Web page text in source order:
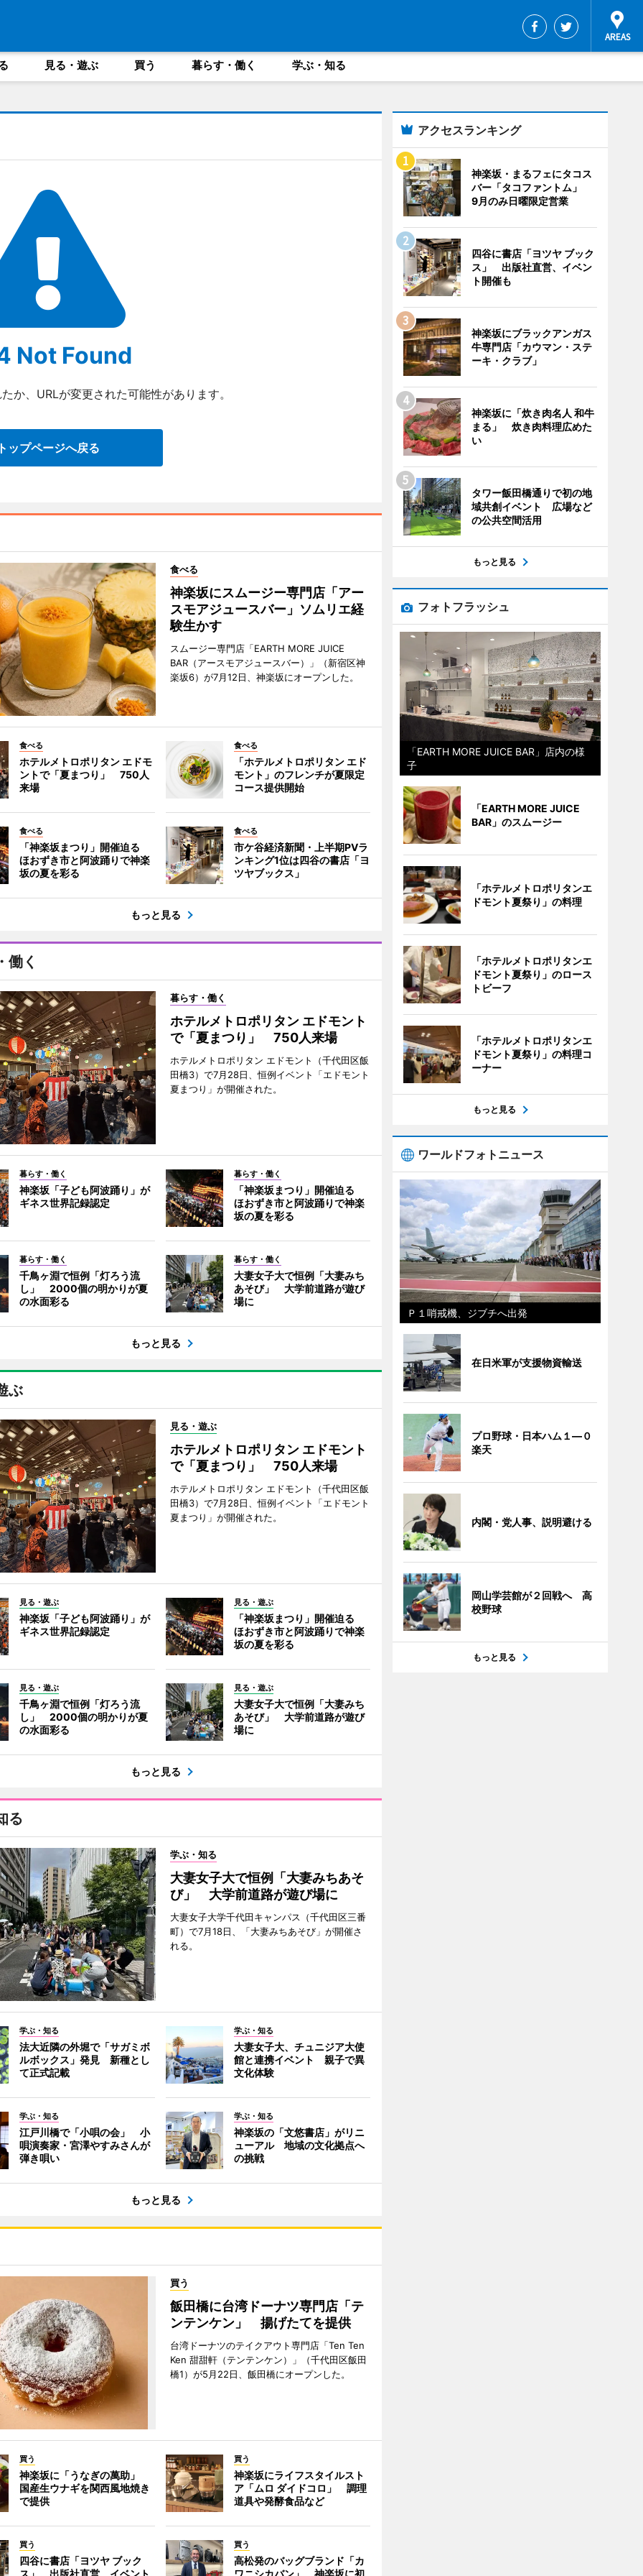
見る・遊ぶ 買う 暮らす・働く 学ぶ・知る
Not Found
か、URLが変更された可能性があります。
ップページへ戻る
食べる
神楽坂にスムージー専門店「アー
スモアジュースバー」ソムリエ経
験生かす
スムージー専門店「EARTH MORE JUICE
BAR（アースモアジュースバー）」（新宿区神
楽坂6）が7月12日、神楽坂にオープンした。
食べる
ホテルメトロポリタン エドモ
ントで「夏まつり」 750人
来場
食べる
「ホテルメトロポリタン エド
モント」のフレンチが夏限定
コース提供開始
食べる
「神楽坂まつり」開催迫る
ほおずき市と阿波踊りで神楽
坂の夏を彩る
食べる
市ケ谷経済新聞・上半期PVラ
ンキング1位は四谷の書店「ヨ
ツヤブックス」
もっと見る
働く
暮らす・働く
ホテルメトロポリタン エドモント
で「夏まつり」 750人来場
ホテルメトロポリタン エドモント（千代田区飯
田橋3）で7月28日、恒例イベント「エドモント
夏まつり」が開催された。
暮らす・働く
神楽坂「子ども阿波踊り」が
ギネス世界記録認定
暮らす・働く
「神楽坂まつり」開催迫る
ほおずき市と阿波踊りで神楽
坂の夏を彩る
暮らす・働く
千鳥ヶ淵で恒例「灯ろう流
し」 2000個の明かりが夏
の水面彩る
暮らす・働く
大妻女子大で恒例「大妻みち
あそび」 大学前道路が遊び
場に
もっと見る
ぶ
見る・遊ぶ
ホテルメトロポリタン エドモント
で「夏まつり」 750人来場
ホテルメトロポリタン エドモント（千代田区飯
田橋3）で7月28日、恒例イベント「エドモント
夏まつり」が開催された。
見る・遊ぶ
神楽坂「子ども阿波踊り」が
ギネス世界記録認定
見る・遊ぶ
「神楽坂まつり」開催迫る
ほおずき市と阿波踊りで神楽
坂の夏を彩る
見る・遊ぶ
千鳥ヶ淵で恒例「灯ろう流
し」 2000個の明かりが夏
の水面彩る
見る・遊ぶ
大妻女子大で恒例「大妻みち
あそび」 大学前道路が遊び
場に
もっと見る
る
学ぶ・知る
大妻女子大で恒例「大妻みちあそ
び」 大学前道路が遊び場に
大妻女子大学千代田キャンパス（千代田区三番
町）で7月18日、「大妻みちあそび」が開催さ
れる。
学ぶ・知る
法大近隣の外堀で「サガミボ
ルボックス」発見 新種とし
て正式記載
学ぶ・知る
大妻女子大、チュニジア大使
館と連携イベント 親子で異
文化体験
学ぶ・知る
江戸川橋で「小唄の会」 小
唄演奏家・宮澤やすみさんが
弾き唄い
学ぶ・知る
神楽坂の「文悠書店」がリニ
ューアル 地域の文化拠点へ
の挑戦
もっと見る
買う
飯田橋に台湾ドーナツ専門店「テ
ンテンケン」 揚げたてを提供
台湾ドーナツのテイクアウト専門店「Ten Ten
Ken 甜甜軒（テンテンケン）」（千代田区飯田
橋1）が5月22日、飯田橋にオープンした。
買う
神楽坂に「うなぎの萬助」
国産生ウナギを関西風地焼き
で提供
買う
神楽坂にライフスタイルスト
ア「ムロ ダイドコロ」 調理
道具や発酵食品など
買う
四谷に書店「ヨツヤ ブック
ス」 出版社直営、イベント
買う
高松発のバッグブランド「カ
ワニシカバン」、神楽坂に初
アクセスランキング
神楽坂・まるフェにタコス
バー「タコファントム」
9月のみ日曜限定営業
四谷に書店「ヨツヤ ブック
ス」 出版社直営、イベン
ト開催も
神楽坂にブラックアンガス
牛専門店「カウマン・ステ
ーキ・クラブ」
神楽坂に「炊き肉名人 和牛
まる」 炊き肉料理広めた
い
タワー飯田橋通りで初の地
域共創イベント 広場など
の公共空間活用
もっと見る
フォトフラッシュ
「EARTH MORE JUICE BAR」店内の様
子
「EARTH MORE JUICE
BAR」のスムージー
「ホテルメトロポリタンエ
ドモント夏祭り」の料理
「ホテルメトロポリタンエ
ドモント夏祭り」のロース
トビーフ
「ホテルメトロポリタンエ
ドモント夏祭り」の料理コ
ーナー
もっと見る
ワールドフォトニュース
Ｐ１哨戒機、ジブチへ出発
在日米軍が支援物資輸送
プロ野球・日本ハム１―０
楽天
内閣・党人事、説明避ける
岡山学芸館が２回戦へ 高
校野球
もっと見る